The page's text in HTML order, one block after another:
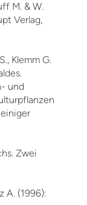
M. & W.
Verlag,
Klemm G.
und
Zwei
A. (1996):